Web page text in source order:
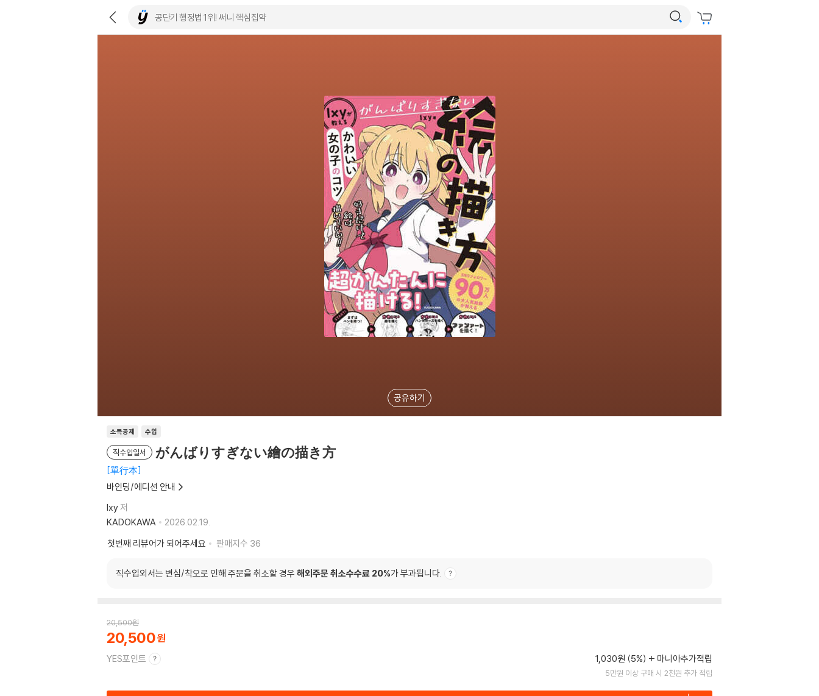
공유하기
소득공제 수입
직수입일서 がんばりすぎない繪の描き方
單行本
바인딩/에디션 안내
Ixy저
KADOKAWA
2026.02.19.
첫번째 리뷰어가 되어주세요
판매지수 36
직수입외서는 변심/착오로 인해 주문을 취소할 경우 해외주문 취소수수료 20%가 부과됩니다.
20,500원
20,500
YES포인트 1,030원 (5%) 마니아추가적립
5만원 이상 구매 시 2천원 추가 적립